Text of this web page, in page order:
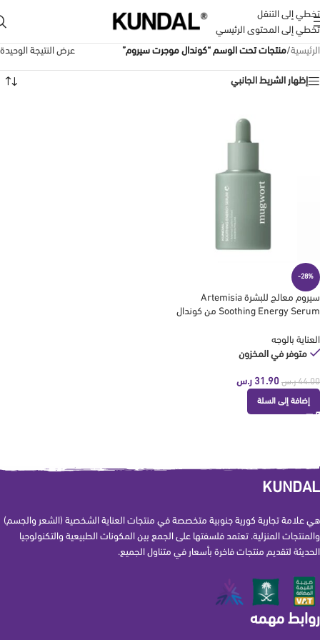
تخطي إلى التنقل
تخطي إلى المحتوى الرئيسي
الرئيسية/منتجات تحت الوسم “كوندال موجرت سيروم” عرض النتيجة الوحيدة
إظهار الشريط الجانبي
-28%
سيروم معالج للبشرة Artemisia
Soothing Energy Serum من كوندال
العناية بالوجه
متوفر في المخزون
44.00 ر.س 31.90 ر.س
إضافة إلى السلة
KUNDAL
هي علامة تجارية كورية جنوبية متخصصة في منتجات العناية الشخصية (الشعر والجسم)
والمنتجات المنزلية. تعتمد فلسفتها على الجمع بين المكونات الطبيعية والتكنولوجيا
الحديثة لتقديم منتجات فاخرة بأسعار في متناول الجميع.
روابط مهمه